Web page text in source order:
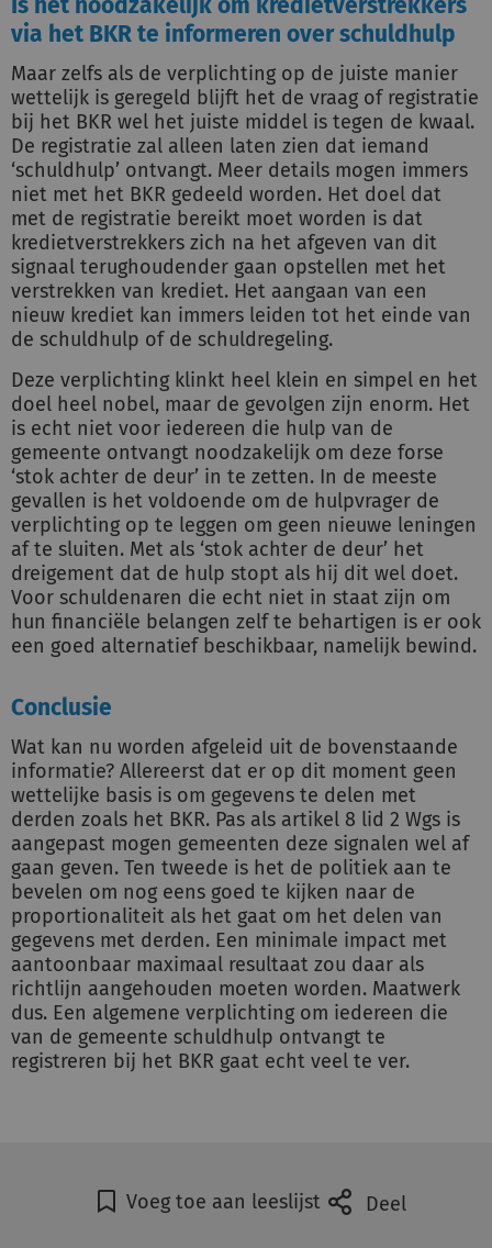
via het BKR te informeren over schuldhulp
Maar zelfs als de verplichting op de juiste manier
wettelijk is geregeld blijft het de vraag of registratie
bij het BKR wel het juiste middel is tegen de kwaal.
De registratie zal alleen laten zien dat iemand
‘schuldhulp’ ontvangt. Meer details mogen immers
niet met het BKR gedeeld worden. Het doel dat
met de registratie bereikt moet worden is dat
kredietverstrekkers zich na het afgeven van dit
signaal terughoudender gaan opstellen met het
verstrekken van krediet. Het aangaan van een
nieuw krediet kan immers leiden tot het einde van
de schuldhulp of de schuldregeling.
Deze verplichting klinkt heel klein en simpel en het
doel heel nobel, maar de gevolgen zijn enorm. Het
is echt niet voor iedereen die hulp van de
gemeente ontvangt noodzakelijk om deze forse
‘stok achter de deur’ in te zetten. In de meeste
gevallen is het voldoende om de hulpvrager de
verplichting op te leggen om geen nieuwe leningen
af te sluiten. Met als ‘stok achter de deur’ het
dreigement dat de hulp stopt als hij dit wel doet.
Voor schuldenaren die echt niet in staat zijn om
hun financiële belangen zelf te behartigen is er ook
een goed alternatief beschikbaar, namelijk bewind.
Conclusie
Wat kan nu worden afgeleid uit de bovenstaande
informatie? Allereerst dat er op dit moment geen
wettelijke basis is om gegevens te delen met
derden zoals het BKR. Pas als artikel 8 lid 2 Wgs is
aangepast mogen gemeenten deze signalen wel af
gaan geven. Ten tweede is het de politiek aan te
bevelen om nog eens goed te kijken naar de
proportionaliteit als het gaat om het delen van
gegevens met derden. Een minimale impact met
aantoonbaar maximaal resultaat zou daar als
richtlijn aangehouden moeten worden. Maatwerk
dus. Een algemene verplichting om iedereen die
van de gemeente schuldhulp ontvangt te
registreren bij het BKR gaat echt veel te ver.
Voeg toe aan leeslijst Deel